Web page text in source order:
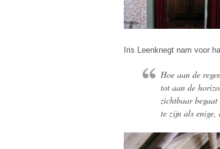
Iris Leenknegt nam voor
Hoe aan de
tot aan de
zichtbaar
te zijn als enige,